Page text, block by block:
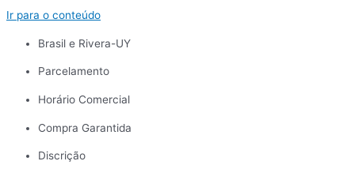
Ir para o conteúdo
Brasil e Rivera-UY
Parcelamento
Horário Comercial
Compra Garantida
Discrição